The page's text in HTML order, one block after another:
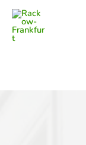
Zum
Inhalt
springen